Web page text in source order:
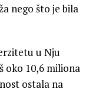
nego što je bila
u Nju
oko 10,6 miliona
ostala na